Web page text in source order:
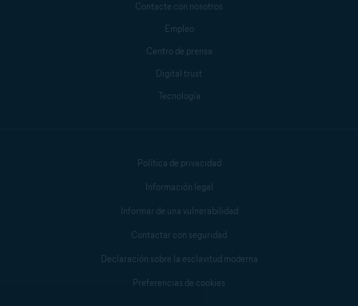
Carly Burdova
Anthony Freda
Contacte con nosotros
Empleo
Centro de prensa
Digital trust
Tecnología
Política de privacidad
Información legal
Informar de una vulnerabilidad
Contactar con seguridad
Declaración sobre la esclavitud moderna
Preferencias de cookies